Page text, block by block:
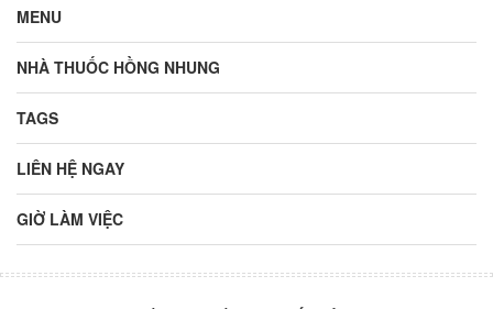
MENU
NHÀ THUỐC HỒNG NHUNG
TAGS
LIÊN HỆ NGAY
GIỜ LÀM VIỆC